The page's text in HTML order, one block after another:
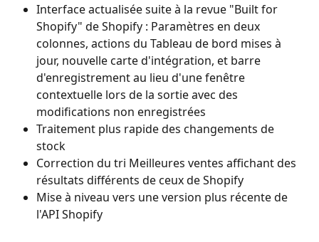
Interface actualisée suite à la revue "Built for
Shopify" de Shopify : Paramètres en deux
colonnes, actions du Tableau de bord mises à
jour, nouvelle carte d'intégration, et barre
d'enregistrement au lieu d'une fenêtre
contextuelle lors de la sortie avec des
modifications non enregistrées
Traitement plus rapide des changements de
stock
Correction du tri Meilleures ventes affichant des
résultats différents de ceux de Shopify
Mise à niveau vers une version plus récente de
l'API Shopify